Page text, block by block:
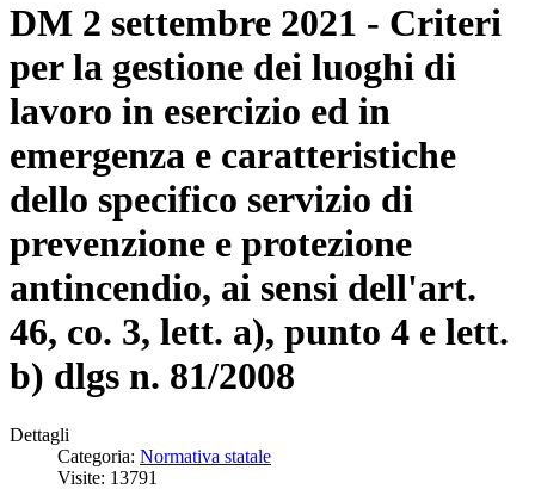
DM 2 settembre 2021 - Criteri
per la gestione dei luoghi di
lavoro in esercizio ed in
emergenza e caratteristiche
dello specifico servizio di
prevenzione e protezione
antincendio, ai sensi dell'art.
46, co. 3, lett. a), punto 4 e lett.
b) dlgs n. 81/2008
Dettagli
Categoria: Normativa statale
Visite: 13791